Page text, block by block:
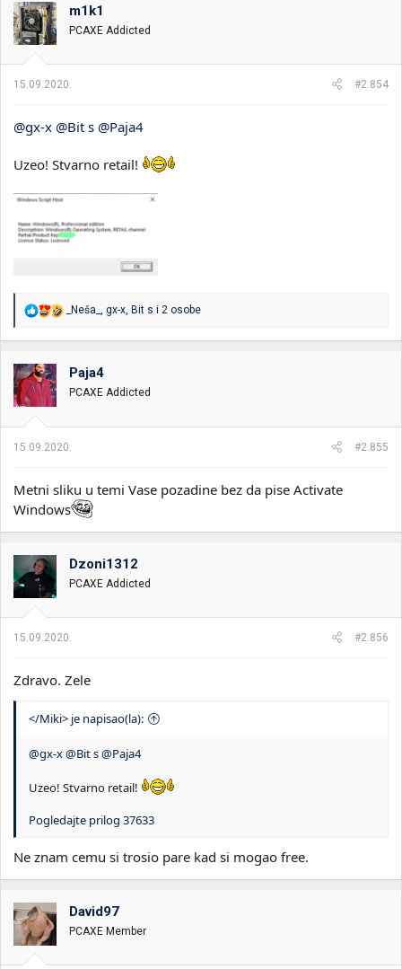
o
v
a
n
:
m1k1
PCAXE Addicted
15.09.2020. #2.854
@gx-x @Bit s @Paja4
Uzeo! Stvarno retail!
R
a
o
v
a
j
:
_Neša_ , gx-x, Bit s i 2 osobe
Paja4
PCAXE Addicted
15.09.2020. #2.855
Metni sliku u temi Vase pozadine bez da pise Activate
Windows
Dzoni1312
PCAXE Addicted
15.09.2020. #2.856
Zdravo. Zele
</Miki> je napisao(la):
@gx-x@Bit s@Paja4
Uzeo! Stvarno retail!
Pogledajte prilog 37633
Ne znam cemu si trosio pare kad si mogao free.
David97
PCAXE Member